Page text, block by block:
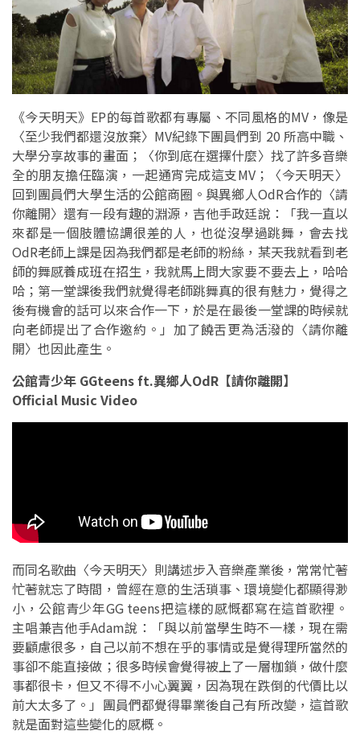
《今天明天》EP的每首歌都有專屬、不同風格的MV，像是
〈至少我們都還沒放棄〉MV紀錄下團員們到 20 所高中職、
大學分享故事的畫面；〈你到底在選擇什麼〉找了許多音樂
全的朋友擔任臨演，一起通宵完成這支MV；〈今天明天〉
回到團員們大學生活的公館商圈。與異鄉人OdR合作的〈請
你離開〉還有一段有趣的淵源，吉他手政廷說：「我一直以
來都是一個肢體協調很差的人，也從沒學過跳舞，會去找
OdR老師上課是因為我們都是老師的粉絲，某天我就看到老
師的舞感養成班在招生，我就馬上問大家要不要去上，哈哈
哈；第一堂課後我們就覺得老師跳舞真的很有魅力，覺得之
後有機會的話可以來合作一下，於是在最後一堂課的時候就
向老師提出了合作邀約。」加了饒舌更為活潑的〈請你離
開〉也因此產生。
公館青少年 GGteens ft.異鄉人OdR【請你離開】
Official Music Video
而同名歌曲〈今天明天〉則講述步入音樂產業後，常常忙著
忙著就忘了時間，曾經在意的生活瑣事、環境變化都顯得渺
小，公館青少年GG teens把這樣的感慨都寫在這首歌裡。
主唱兼吉他手Adam說：「與以前當學生時不一樣，現在需
要顧慮很多，自己以前不想在乎的事情或是覺得理所當然的
事卻不能直接做；很多時候會覺得被上了一層枷鎖，做什麼
事都很卡，但又不得不小心翼翼，因為現在跌倒的代價比以
前大太多了。」團員們都覺得畢業後自己有所改變，這首歌
就是面對這些變化的感概。